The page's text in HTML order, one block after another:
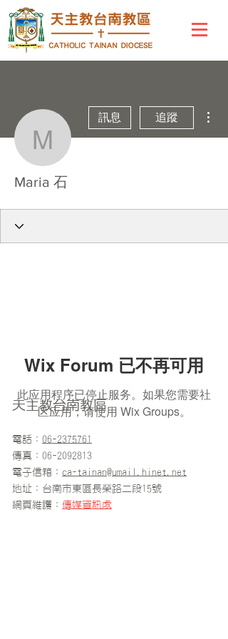
Maria 石
訊息 追蹤
Maria 石
Wix Forum 已不再可用
此应用程序已停止服务。如果您需要社
区应用，请使用 Wix Groups。
天主教台南教區
電話： 06-2375761
傳真：06-2092813
電子信箱： ca-tainan@umail.hinet.net
地址：台南市東區長榮路二段15號
​網頁維護： 傳媒資訊處